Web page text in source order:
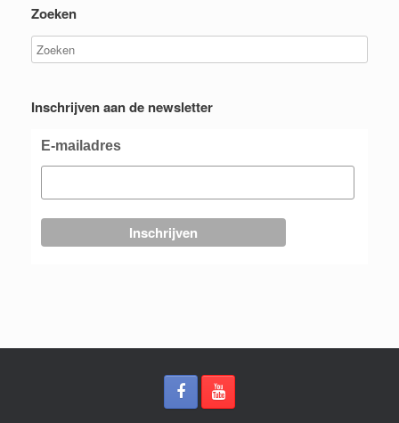
Zoeken
Inschrijven aan de newsletter
E-mailadres